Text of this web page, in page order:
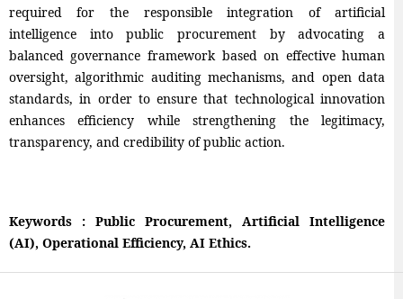
required for the responsible integration of artificial
intelligence into public procurement by advocating a
balanced governance framework based on effective human
oversight, algorithmic auditing mechanisms, and open data
standards, in order to ensure that technological innovation
enhances efficiency while strengthening the legitimacy,
transparency, and credibility of public action.
Keywords : Public Procurement, Artificial Intelligence
(AI), Operational Efficiency, AI Ethics.